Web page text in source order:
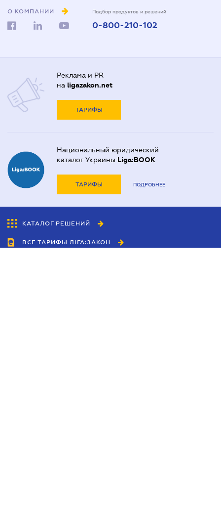
О КОМПАНИИ Подбор продуктов и решений
0-800-210-102
Реклама и PR
на ligazakon.net
ТАРИФЫ
Национальный юридический
каталог Украины Liga:BOOK
ТАРИФЫ ПОДРОБНЕЕ
КАТАЛОГ РЕШЕНИЙ
ВСЕ ТАРИФЫ ЛІГА:ЗАКОН